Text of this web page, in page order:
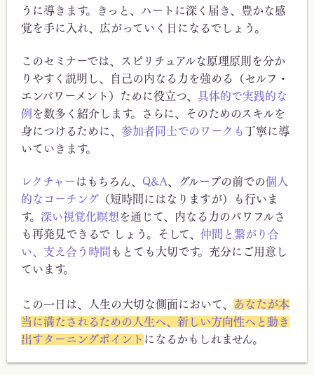
うに導きます。きっと、ハートに深く届き、豊かな感
覚を手に入れ、広がっていく日になるでしょう。
このセミナーでは、スピリチュアルな原理原則を分か
りやすく説明し、自己の内なる力を強める（セルフ・
エンパワーメント）ために役立つ、 具体的で実践的な
例を数多く紹介します。さらに、そのためのスキルを
身につけるために、 参加者同士でのワークも 丁寧に導
いていきます。
レクチャーはもちろん、 Q&A 、グループの前での個人
的なコーチング （短時間にはなりますが）も行いま
す。 深い視覚化瞑想を通じて、内なる力のパワフルさ
も再発見できるで しょう。そして、 仲間と繋がり合
い、支え合う時間 もとても大切です。充分にご用意し
ています。
この一日は、人生の大切な側面において、
あなたが本
当に満たされるための人生へ、新しい方向性へと動き
出すターニングポイント になるかもしれません。